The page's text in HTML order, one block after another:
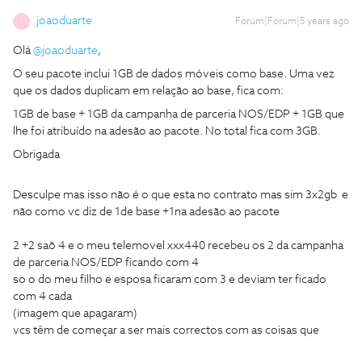
joaoduarte Forum|Forum|5 years ago
Olá@joaoduarte,
O seu pacote inclui 1GB de dados móveis como base. Uma vez
que os dados duplicam em relação ao base, fica com:
1GB de base + 1GB da campanha de parceria NOS/EDP + 1GB que
lhe foi atribuído na adesão ao pacote. No total fica com 3GB.
Obrigada
Desculpe mas isso não é o que esta no contrato mas sim 3x2gb e
não como vc diz de 1de base +1na adesão ao pacote
2 +2 saõ 4 e o meu telemovel xxx440 recebeu os 2 da campanha
de parceria NOS/EDP ficando com 4
so o do meu filho e esposa ficaram com 3 e deviam ter ficado
com 4 cada
(imagem que apagaram)
vcs têm de começar a ser mais correctos com as coisas que